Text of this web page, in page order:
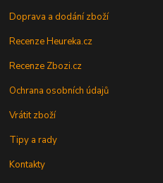
Doprava a dodání zboží
Recenze Heureka.cz
Recenze Zbozi.cz
Ochrana osobních údajů
Vrátit zboží
Tipy a rady
Kontakty